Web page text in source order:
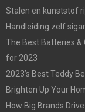
Stalen en kunststof
Handleiding zelf
The Best Batteries &
for 2023
2023’s Best Teddy
Brighten Up Your
How Big Brands